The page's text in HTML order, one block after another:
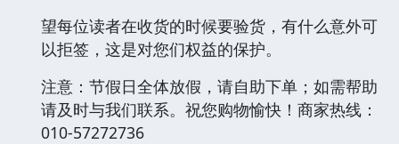
望每位读者在收货的时候要验货，有什么意外可
以拒签，这是对您们权益的保护。
注意：节假日全体放假，请自助下单；如需帮助
请及时与我们联系。祝您购物愉快！商家热线：
010-57272736